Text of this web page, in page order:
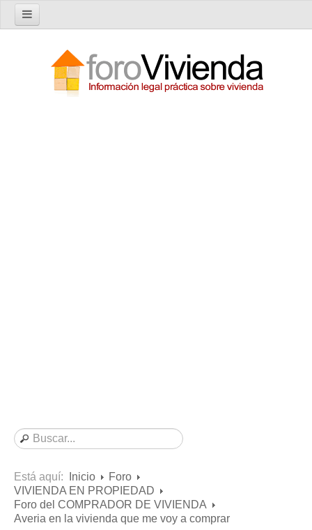
Nuevo tema
Contratos de Arrendamiento
De uso distinto al de vivienda
Otros contratos de Arrendamiento
Requerimientos y comunicaciones
Está aquí: Inicio
Foro
VIVIENDA EN PROPIEDAD
Foro del COMPRADOR DE VIVIENDA
Averia en la vivienda que me voy a comprar